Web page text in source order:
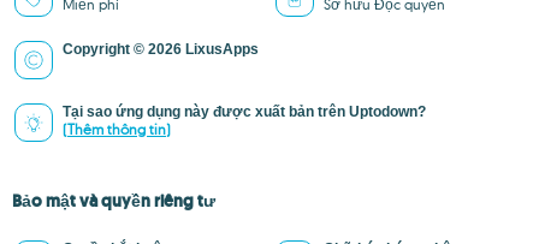
Miễn phí Sở hữu Độc quyền
Copyright © 2026 LixusApps
Tại sao ứng dụng này được xuất bản trên Uptodown?
(Thêm thông tin)
Bảo mật và quyền riêng tư